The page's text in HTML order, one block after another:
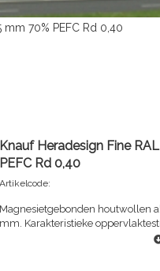
70% PEFC Rd 0,40
Knauf Heradesign Fine
PEFC Rd 0,40
Artikelcode:
Magnesietgebonden houtwollen
mm. Karakteristieke